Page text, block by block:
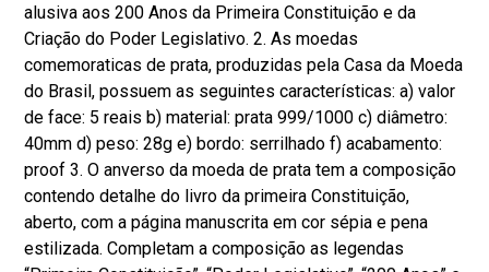
alusiva aos 200 Anos da Primeira Constituição e da
Criação do Poder Legislativo. 2. As moedas
comemoraticas de prata, produzidas pela Casa da Moeda
do Brasil, possuem as seguintes características: a) valor
de face: 5 reais b) material: prata 999/1000 c) diâmetro:
40mm d) peso: 28g e) bordo: serrilhado f) acabamento:
proof 3. O anverso da moeda de prata tem a composição
contendo detalhe do livro da primeira Constituição,
aberto, com a página manuscrita em cor sépia e pena
estilizada. Completam a composição as legendas